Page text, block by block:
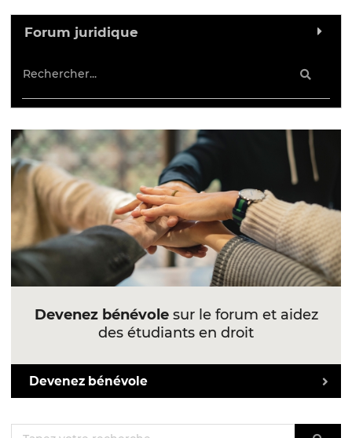
Forum juridique
Devenez bénévolesur le forum et aidez
des étudiants en droit
Devenez bénévole